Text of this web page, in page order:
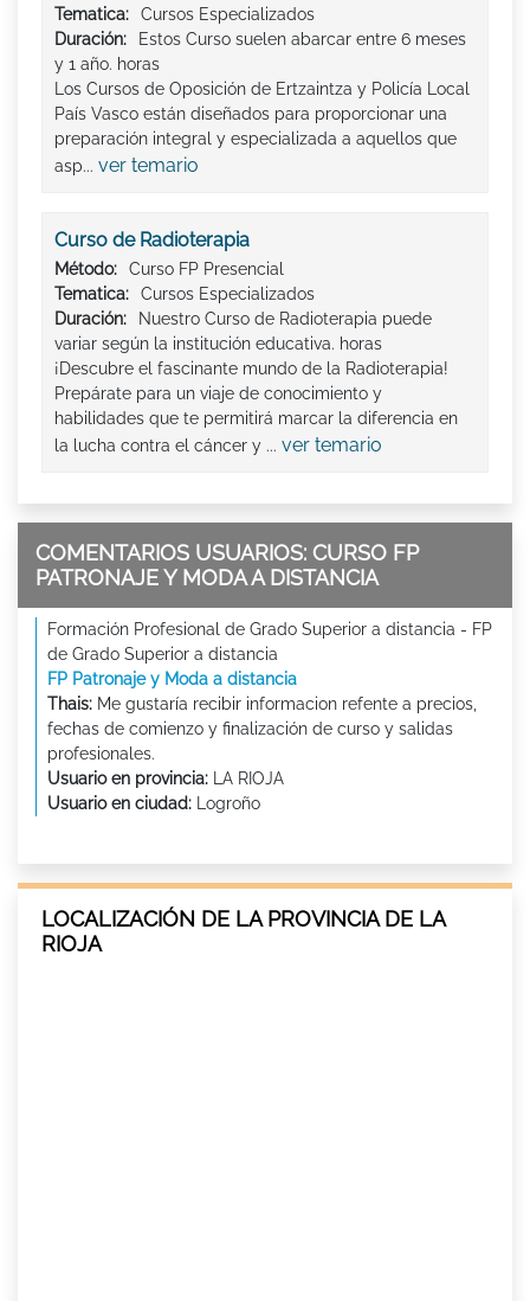
Tematica:
Cursos Especializados
Duración:
Estos Curso suelen abarcar entre 6 meses
y 1 año. horas
Los Cursos de Oposición de Ertzaintza y Policía Local
País Vasco están diseñados para proporcionar una
preparación integral y especializada a aquellos que
asp... ver temario
Curso de Radioterapia
Método:
Curso FP Presencial
Tematica:
Cursos Especializados
Duración:
Nuestro Curso de Radioterapia puede
variar según la institución educativa. horas
¡Descubre el fascinante mundo de la Radioterapia!
Prepárate para un viaje de conocimiento y
habilidades que te permitirá marcar la diferencia en
la lucha contra el cáncer y ... ver temario
COMENTARIOS USUARIOS: CURSO FP
PATRONAJE Y MODA A DISTANCIA
Formación Profesional de Grado Superior a distancia - FP
de Grado Superior a distancia
FP Patronaje y Moda a distancia
Thais: Me gustaría recibir informacion refente a precios,
fechas de comienzo y finalización de curso y salidas
profesionales.
Usuario en provincia: LA RIOJA
Usuario en ciudad: Logroño
LOCALIZACIÓN DE LA PROVINCIA DE LA
RIOJA